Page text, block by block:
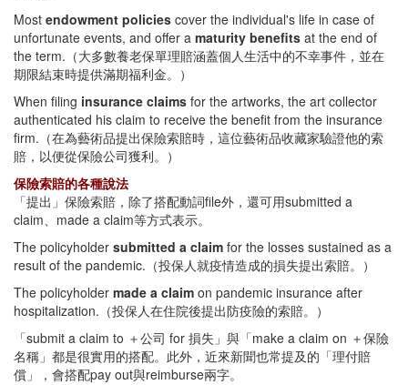
Most endowment policies cover the individual's life in case of
unfortunate events, and offer a maturity benefits at the end of
the term.（大多數養老保單理賠涵蓋個人生活中的不幸事件，並在
期限結束時提供滿期福利金。）
When filing insurance claims for the artworks, the art collector
authenticated his claim to receive the benefit from the insurance
firm.（在為藝術品提出保險索賠時，這位藝術品收藏家驗證他的索
賠，以便從保險公司獲利。）
保險索賠的各種說法
「提出」保險索賠，除了搭配動詞file外，還可用submitted a
claim、made a claim等方式表示。
The policyholder submitted a claim for the losses sustained as a
result of the pandemic.（投保人就疫情造成的損失提出索賠。）
The policyholder made a claim on pandemic insurance after
hospitalization.（投保人在住院後提出防疫險的索賠。）
「submit a claim to ＋公司 for 損失」與「make a claim on ＋保險
名稱」都是很實用的搭配。此外，近來新聞也常提及的「理付賠
償」，會搭配pay out與reimburse兩字。